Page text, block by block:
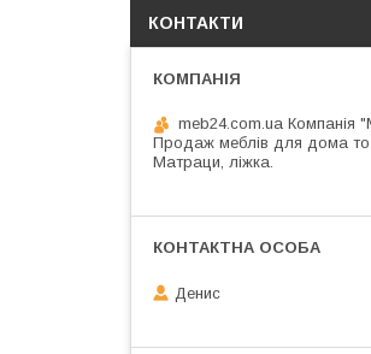
КОНТАКТИ
meb24.com.ua Компанія
Продаж меблів для дома то
Матраци, ліжка.
Денис